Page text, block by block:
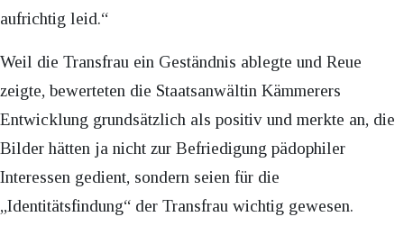
aufrichtig leid.“
Weil die Transfrau ein Geständnis ablegte und Reue
zeigte, bewerteten die Staatsanwältin Kämmerers
Entwicklung grundsätzlich als positiv und merkte an, die
Bilder hätten ja nicht zur Befriedigung pädophiler
Interessen gedient, sondern seien für die
„Identitätsfindung“ der Transfrau wichtig gewesen.